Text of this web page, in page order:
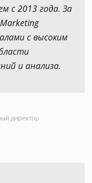
с 2013 года. За
с высоким
и анализа.
директор